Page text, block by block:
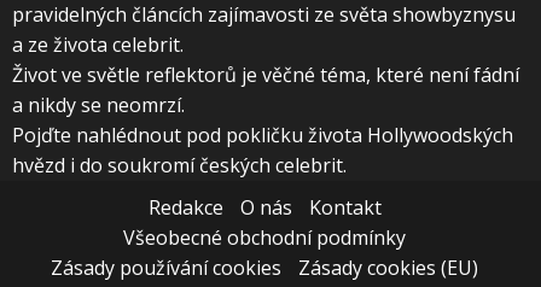
pravidelných článcích zajímavosti ze světa showbyznysu
a ze života celebrit.
Život ve světle reflektorů je věčné téma, které není fádní
a nikdy se neomrzí.
Pojďte nahlédnout pod pokličku života Hollywoodských
hvězd i do soukromí českých celebrit.
Redakce
O nás
Kontakt
Všeobecné obchodní podmínky
Zásady používání cookies
Zásady cookies (EU)